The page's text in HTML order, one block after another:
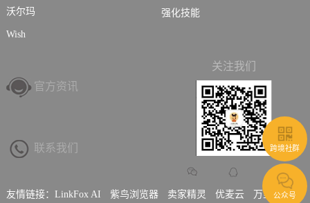
跨境社群
公众号
沃尔玛
Wish
强化技能
官方资讯
联系我们
关注我们
友情链接： LinkFox AI 紫鸟浏览器 卖家精灵 优麦云 万里汇